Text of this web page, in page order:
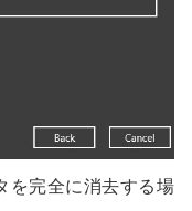
を完全に消去する場